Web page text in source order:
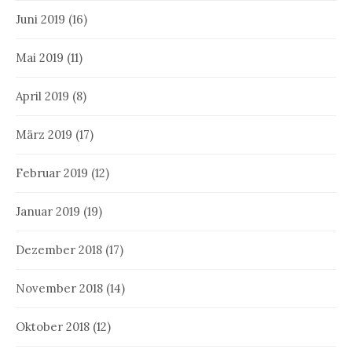
Juni 2019 (16)
Mai 2019 (11)
April 2019 (8)
März 2019 (17)
Februar 2019 (12)
Januar 2019 (19)
Dezember 2018 (17)
November 2018 (14)
Oktober 2018 (12)